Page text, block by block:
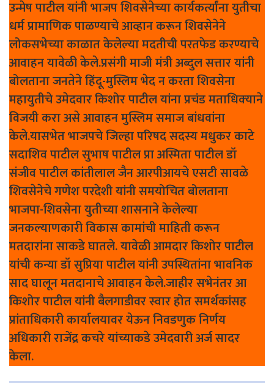
उन्मेष पाटील यांनी भाजप शिवसेनेच्या कार्यकर्त्यांना युतीचा
धर्म प्रामाणिक पाळण्याचे आव्हान करून शिवसेनेने
लोकसभेच्या काळात केलेल्या मदतीची परतफेड करण्याचे
आवाहन यावेळी केले.प्रसंगी माजी मंत्री अब्दुल सत्तार यांनी
बोलताना जनतेने हिंदू-मुस्लिम भेद न करता शिवसेना
महायुतीचे उमेदवार किशोर पाटील यांना प्रचंड मताधिक्‍याने
विजयी करा असे आवाहन मुस्लिम समाज बांधवांना
केले.यासभेत भाजपचे जिल्हा परिषद सदस्य मधुकर काटे
सदाशिव पाटील सुभाष पाटील प्रा अस्मिता पाटील डॉ
संजीव पाटील कांतीलाल जैन आरपीआयचे एसटी सावळे
शिवसेनेचे गणेश परदेशी यांनी समयोचित बोलताना
भाजपा-शिवसेना युतीच्या शासनाने केलेल्या
जनकल्याणकारी विकास कामांची माहिती करून
मतदारांना साकडे घातले. यावेळी आमदार किशोर पाटील
यांची कन्या डॉ सुप्रिया पाटील यांनी उपस्थितांना भावनिक
साद घालून मतदानाचे आवाहन केले.जाहीर सभेनंतर आ
किशोर पाटील यांनी बैलगाडीवर स्वार होत समर्थकांसह
प्रांताधिकारी कार्यालयावर येऊन निवडणुक निर्णय
अधिकारी राजेंद्र कचरे यांच्याकडे उमेदवारी अर्ज सादर
केला.